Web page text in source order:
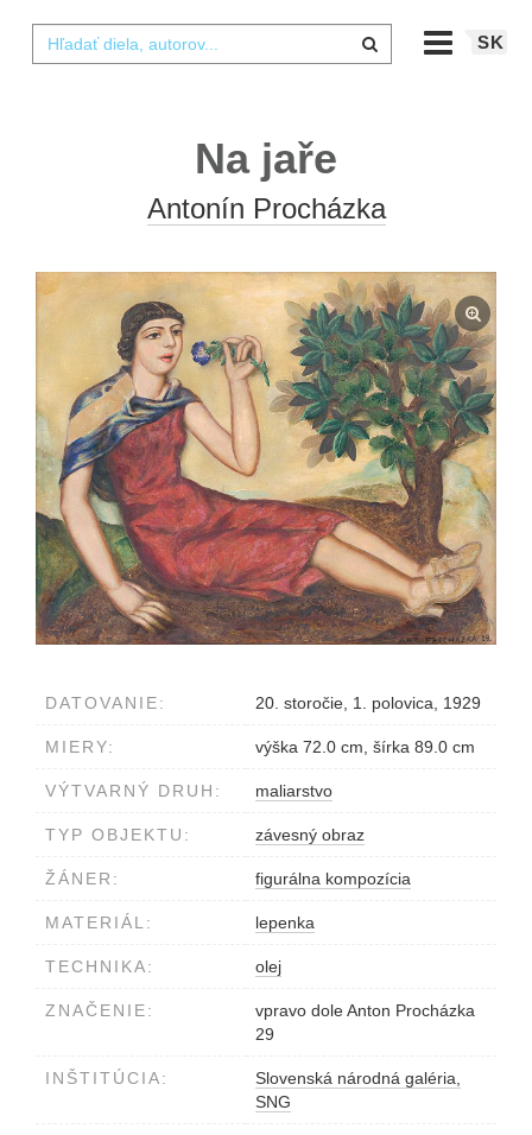
SK
Na jaře
Antonín Procházka
DATOVANIE: 20. storočie, 1. polovica, 1929
MIERY: výška 72.0 cm, šírka 89.0 cm
VÝTVARNÝ DRUH: maliarstvo
TYP OBJEKTU: závesný obraz
ŽÁNER: figurálna kompozícia
MATERIÁL: lepenka
TECHNIKA: olej
ZNAČENIE:
vpravo dole Anton Procházka
29
INŠTITÚCIA:
Slovenská národná galéria,
SNG